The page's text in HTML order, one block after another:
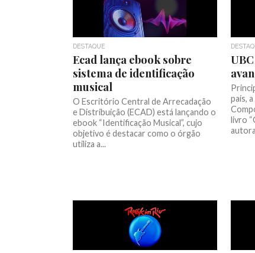
DESTAQUE
Ecad lança ebook sobre
sistema de identificação
musical
O Escritório Central de Arrecadação
e Distribuição (ECAD) está lançando o
ebook “Identificação Musical”, cujo
objetivo é destacar como o órgão
utiliza a...
país,
livro